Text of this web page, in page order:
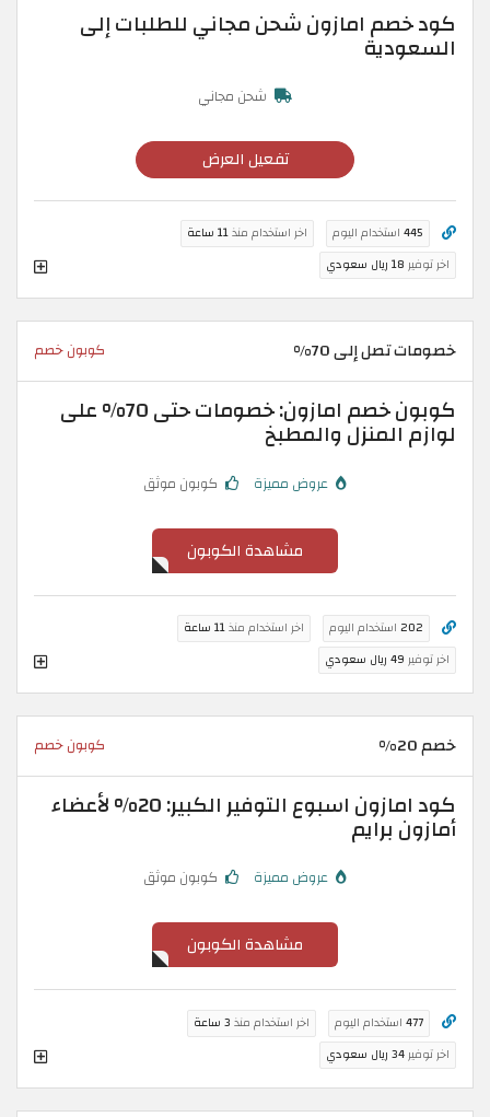
كود خصم امازون شحن مجاني للطلبات إلى
السعودية
شحن مجاني
تفعيل العرض
445 استخدام اليوم اخر استخدام منذ11 ساعة
اخر توفير 18 ريال سعودي
خصومات تصل إلى 70% كوبون خصم
كوبون خصم امازون: خصومات حتى 70% على
لوازم المنزل والمطبخ
عروض مميزة كوبون موثق
مشاهدة الكوبون
202 استخدام اليوم اخر استخدام منذ11 ساعة
اخر توفير 49 ريال سعودي
خصم 20% كوبون خصم
كود امازون اسبوع التوفير الكبير: 20% لأعضاء
أمازون برايم
عروض مميزة كوبون موثق
مشاهدة الكوبون
477 استخدام اليوم اخر استخدام منذ 3 ساعة
اخر توفير34 ريال سعودي